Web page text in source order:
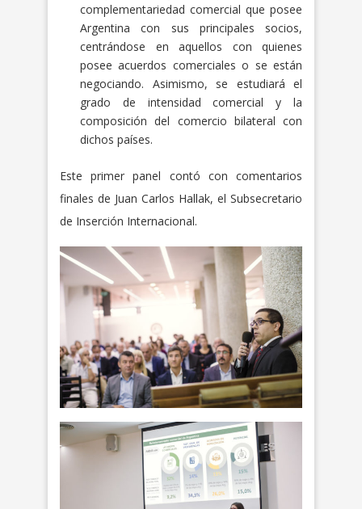
complementariedad comercial que posee
Argentina con sus principales socios,
centrándose en aquellos con quienes
posee acuerdos comerciales o se están
negociando. Asimismo, se estudiará el
grado de intensidad comercial y la
composición del comercio bilateral con
dichos países.
Este primer panel contó con comentarios
finales de Juan Carlos Hallak, el Subsecretario
de Inserción Internacional.